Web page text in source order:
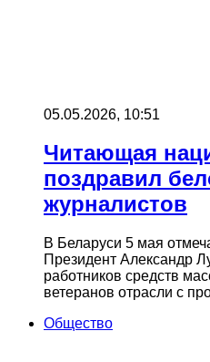
05.05.2026, 10:51
Читающая
поздравил
журналистов
В Беларуси 5 мая
Президент Александр
работников средств
ветеранов отрасли с
Общество